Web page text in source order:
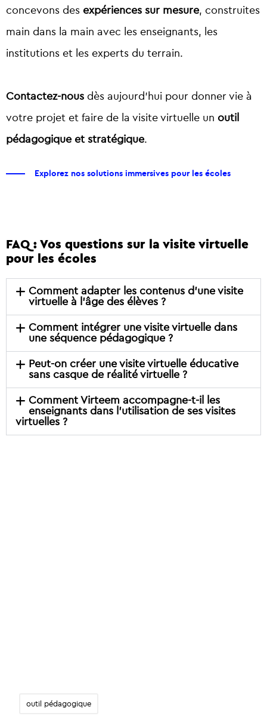
concevons des expériences sur mesure, construites
main dans la main avec les enseignants, les
institutions et les experts du terrain.
Contactez-nous dès aujourd’hui pour donner vie à
votre projet et faire de la visite virtuelle un outil
pédagogique et stratégique.
Explorez nos solutions immersives pour les écoles
FAQ : Vos questions sur la visite virtuelle
pour les écoles
Comment adapter les contenus d'une visite
virtuelle à l'âge des élèves ?
Comment intégrer une visite virtuelle dans
une séquence pédagogique ?
Peut-on créer une visite virtuelle éducative
sans casque de réalité virtuelle ?
Comment Virteem accompagne-t-il les
enseignants dans l’utilisation de ses visites
virtuelles ?
outil pédagogique